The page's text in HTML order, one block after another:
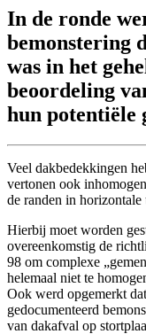
In de ronde
bemonstering
was in het
beoordeling
hun potentiële
Veel dakbedekkingen
vertonen ook
de randen in horizontale
Hierbij moet worden
overeenkomstig de
98 om complexe
helemaal niet te
Ook werd opgemerkt
gedocumenteerd
van dakafval op